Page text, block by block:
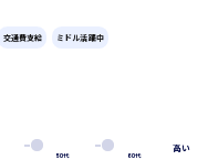
交通費支給 ミドル活躍中
50代 60代
高い